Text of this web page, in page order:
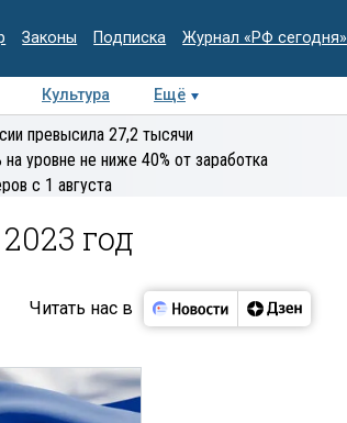
Законы Подписка Журнал «РФ сегодня»
Культура Ещё
Колумнисты
экспертиза
превысила 27,2 тысячи
уровне не ниже 40% от заработка
с 1 августа
год
Читать нас в